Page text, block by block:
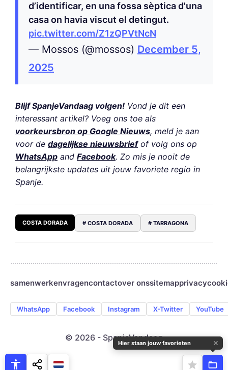
d’identificar, en una fossa sèptica d'una
casa on havia viscut el detingut.
pic.twitter.com/Z1zQPVtNcN
— Mossos (@mossos) December 5,
2025
Blijf SpanjeVandaag volgen! Vond je dit een
interessant artikel? Voeg ons toe als
voorkeursbron op Google Nieuws, meld je aan
voor de dagelijkse nieuwsbriefof volg ons op
WhatsApp and Facebook. Zo mis je nooit de
belangrijkste updates uit jouw favoriete regio in
Spanje.
COSTA DORADA # COSTA DORADA # TARRAGONA
samenwerkenvragencontactover onssitemapprivacy
WhatsApp Facebook Instagram X-Twitter YouTube
© 2026 - SpanjeVandaag
Hier staan jouw favorieten ✕